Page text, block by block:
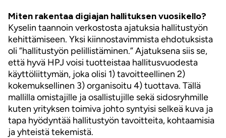
Miten rakentaa digiajan hallituksen vuosikello?
Kyselin taannoin verkostosta ajatuksia hallitustyön
kehittämiseen. Yksi kiinnostavimmista ehdotuksista
oli ”hallitustyön pelillistäminen.” Ajatuksena siis se,
että hyvä HPJ voisi tuotteistaa hallitusvuodesta
käyttöliittymän, joka olisi 1) tavoitteellinen 2)
kokemuksellinen 3) organisoitu 4) tuottava. Tällä
mallilla omistajille ja osallistujille sekä sidosryhmille
kuten yrityksen toimiva johto syntyisi selkeä kuva ja
tapa hyödyntää hallitustyön tavoitteita, kohtaamisia
ja yhteistä tekemistä.